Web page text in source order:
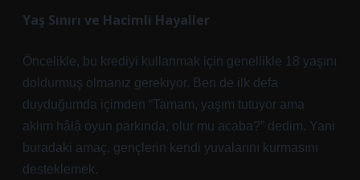
Yaş Sınırı ve Hacimli Hayaller
Öncelikle, bu krediyi kullanmak için genellikle 18 yaşını
doldurmuş olmanız gerekiyor. Ben de ilk defa
duyduğumda içimden “Tamam, yaşım tutuyor ama
aklım hâlâ oyun parkında, olur mu acaba?” dedim. Yani
buradaki amaç, gençlerin kendi yuvalarını kurmasını
desteklemek.